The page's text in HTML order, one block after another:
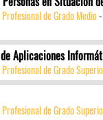
de Grado Medio-
Aplicaciones
de Grado
de Grado